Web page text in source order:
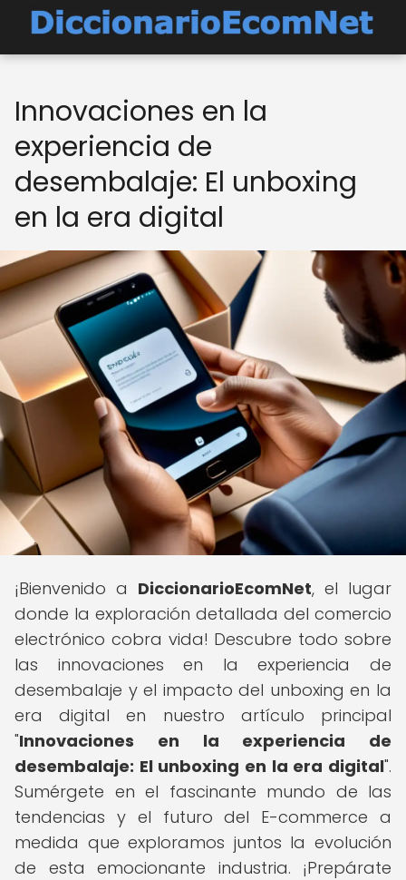
Innovaciones en la
experiencia de
desembalaje: El unboxing
en la era digital
¡Bienvenido a DiccionarioEcomNet, el lugar
donde la exploración detallada del comercio
electrónico cobra vida! Descubre todo sobre
las innovaciones en la experiencia de
desembalaje y el impacto del unboxing en la
era digital en nuestro artículo principal
"Innovaciones en la experiencia de
desembalaje: El unboxing en la era digital".
Sumérgete en el fascinante mundo de las
tendencias y el futuro del E-commerce a
medida que exploramos juntos la evolución
de esta emocionante industria. ¡Prepárate